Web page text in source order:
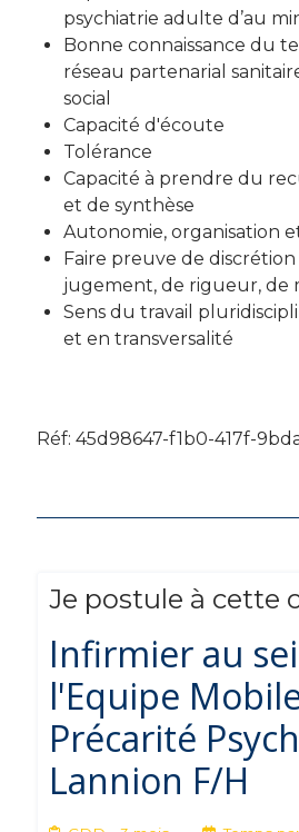
psychiatrie adulte d’au
Bonne connaissance du
réseau partenarial
social
Capacité d'écoute
Tolérance
Capacité à prendre du
et de synthèse
Autonomie, organisation
Faire preuve de
jugement, de rigueur, de
Sens du travail
et en transversalité
Réf: 45d98647-f1b0-417f-
Je postule à cette
Infirmier au
l'Equipe
Précarité
Lannion F/H